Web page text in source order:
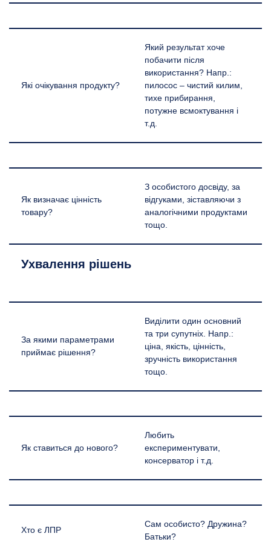
Які очікування продукту?
Який результат хоче
побачити після
використання? Напр.:
пилосос – чистий килим,
тихе прибирання,
потужне всмоктування і
т.д.
Як визначає цінність
товару?
З особистого досвіду, за
відгуками, зіставляючи з
аналогічними продуктами
тощо.
Ухвалення рішень
За якими параметрами
приймає рішення?
Виділити один основний
та три супутніх. Напр.:
ціна, якість, цінність,
зручність використання
тощо.
Як ставиться до нового?
Любить
експериментувати,
консерватор і т.д.
Хто є ЛПР
Сам особисто? Дружина?
Батьки?